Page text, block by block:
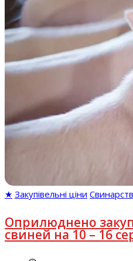
★ Закупівельні ціни
Оприлюднено
свиней на 10 – 16